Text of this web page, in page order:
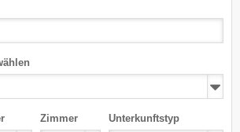
Zimmer Unterkunftstyp